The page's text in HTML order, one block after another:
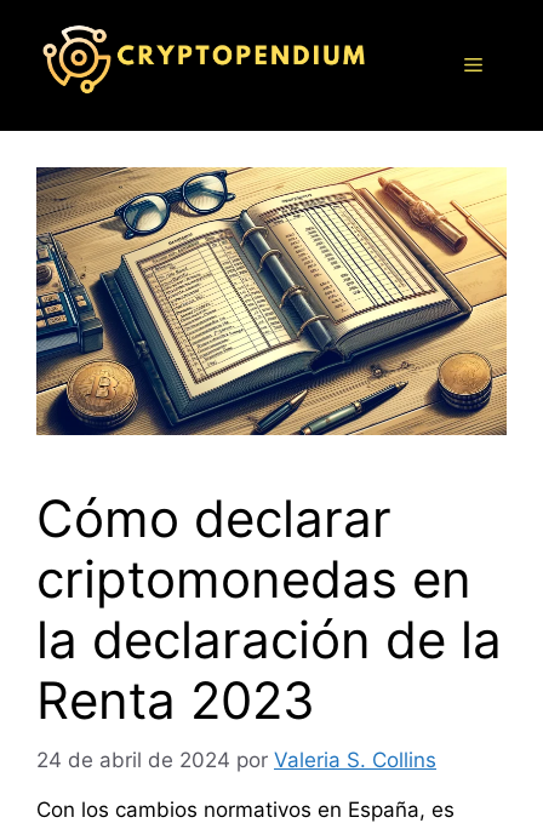
contenido
Menú
Cómo declarar
criptomonedas en
la declaración de la
Renta 2023
24 de abril de 2024 por Valeria S. Collins
Con los cambios normativos en España, es